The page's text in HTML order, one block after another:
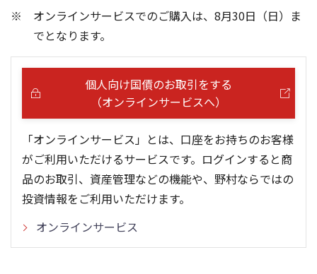
オンラインサービスでのご購入は、8月30日（日）ま
でとなります。
個人向け国債のお取引をする
（オンラインサービスへ）
「オンラインサービス」とは、口座をお持ちのお客様
がご利用いただけるサービスです。ログインすると商
品のお取引、資産管理などの機能や、野村ならではの
投資情報をご利用いただけます。
オンラインサービス